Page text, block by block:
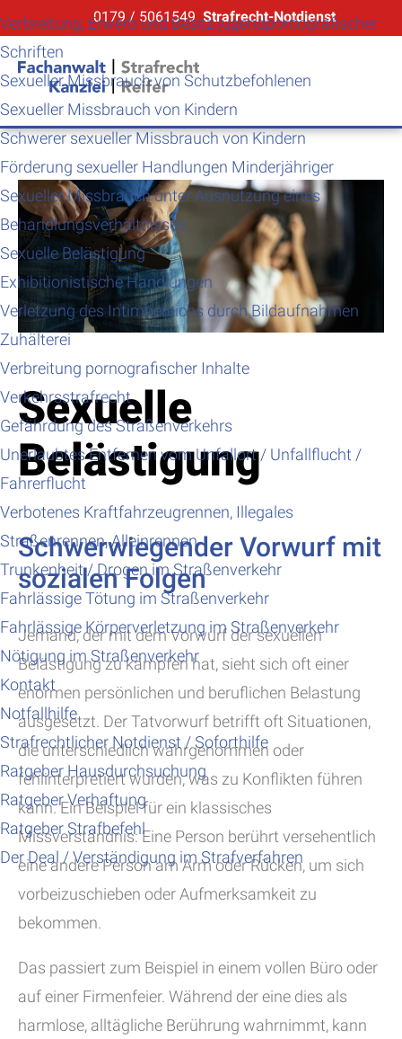
0179 / 5061549 Strafrecht-Notdienst
Verbreitung, Erwerb und Besitz jugendpornografischer
Schriften
Sexueller Missbrauch von Schutzbefohlenen
Sexueller Missbrauch von Kindern
Schwerer sexueller Missbrauch von Kindern
Förderung sexueller Handlungen Minderjähriger
Sexueller Missbrauch unter Ausnutzung eines
Behandlungsverhältnisses
Sexuelle Belästigung
Exhibitionistische Handlungen
Verletzung des Intimbereichs durch Bildaufnahmen
Zuhälterei
Verbreitung pornografischer Inhalte
Verkehrsstrafrecht
Gefährdung des Straßenverkehrs
Unerlaubtes Entfernen vom Unfallort / Unfallflucht /
Fahrerflucht
Verbotenes Kraftfahrzeugrennen, Illegales
Straßenrennen, Alleinrennen
Trunkenheit / Drogen im Straßenverkehr
Fahrlässige Tötung im Straßenverkehr
Fahrlässige Körperverletzung im Straßenverkehr
Nötigung im Straßenverkehr
Kontakt
Notfallhilfe
Strafrechtlicher Notdienst / Soforthilfe
Ratgeber Hausdurchsuchung
Ratgeber Verhaftung
Ratgeber Strafbefehl
Der Deal / Verständigung im Strafverfahren
Sexuelle
Belästigung
Schwerwiegender Vorwurf mit
sozialen Folgen
Jemand, der mit dem Vorwurf der sexuellen
Belästigung zu kämpfen hat, sieht sich oft einer
enormen persönlichen und beruflichen Belastung
ausgesetzt. Der Tatvorwurf betrifft oft Situationen,
die unterschiedlich wahrgenommen oder
fehlinterpretiert wurden, was zu Konflikten führen
kann. Ein Beispiel für ein klassisches
Missverständnis: Eine Person berührt versehentlich
eine andere Person am Arm oder Rücken, um sich
vorbeizuschieben oder Aufmerksamkeit zu
bekommen.
Das passiert zum Beispiel in einem vollen Büro oder
auf einer Firmenfeier. Während der eine dies als
harmlose, alltägliche Berührung wahrnimmt, kann